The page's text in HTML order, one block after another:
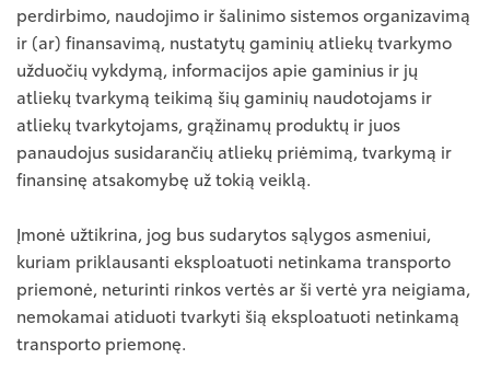
perdirbimo, naudojimo ir šalinimo sistemos organizavimą
ir (ar) finansavimą, nustatytų gaminių atliekų tvarkymo
užduočių vykdymą, informacijos apie gaminius ir jų
atliekų tvarkymą teikimą šių gaminių naudotojams ir
atliekų tvarkytojams, grąžinamų produktų ir juos
panaudojus susidarančių atliekų priėmimą, tvarkymą ir
finansinę atsakomybę už tokią veiklą.
Įmonė užtikrina, jog bus sudarytos sąlygos asmeniui,
kuriam priklausanti eksploatuoti netinkama transporto
priemonė, neturinti rinkos vertės ar ši vertė yra neigiama,
nemokamai atiduoti tvarkyti šią eksploatuoti netinkamą
transporto priemonę.